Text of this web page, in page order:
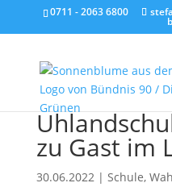
0711 - 2063 6800
zu Gast im
30.06.2022| Schule,